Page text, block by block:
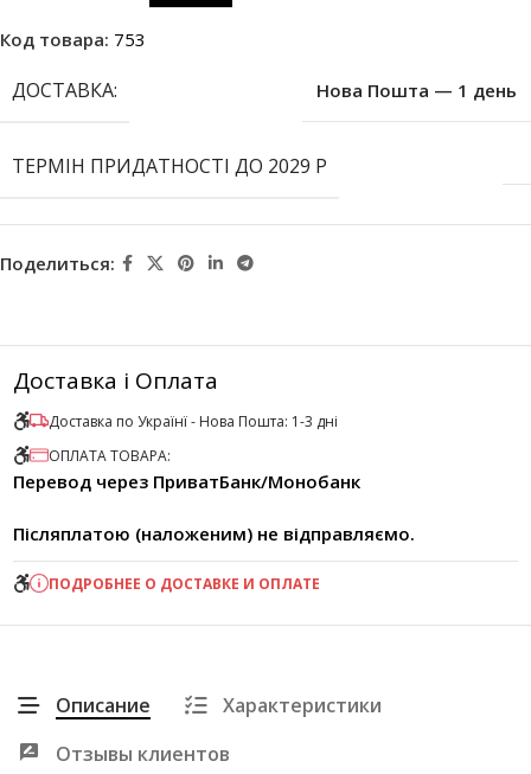
Код товара: 753
ДОСТАВКА: Нова Пошта — 1 день
ТЕРМІН ПРИДАТНОСТІ ДО 2029 Р
Поделиться:
Доставка і Оплата
Доставка по Українї - Нова Пошта: 1-3 дні
ОПЛАТА ТОВАРА:
Перевод через ПриватБанк/Монобанк
Післяплатою (наложеним) не відправляємо.
ПОДРОБНЕЕ О ДОСТАВКЕ И ОПЛАТЕ
Описание
Характеристики
Отзывы клиентов